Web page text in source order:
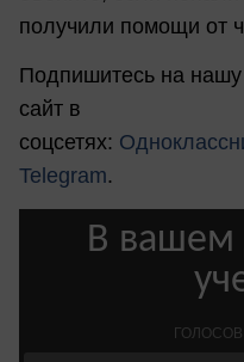
получили помощи от
Подпишитесь на нашу
сайт в
соцсетях:
Telegram.